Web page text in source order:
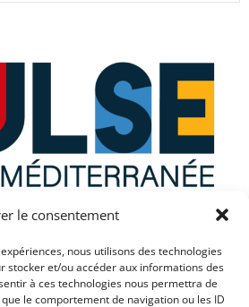
le consentement
nous utilisons des technologies
stocker et/ou accéder aux informations des
à ces technologies nous permettra de
le comportement de navigation ou les ID
recherchez vous ?